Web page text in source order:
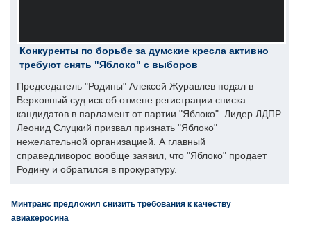
Конкуренты по борьбе за думские кресла активно
требуют снять "Яблоко" с выборов
Председатель "Родины" Алексей Журавлев подал в
Верховный суд иск об отмене регистрации списка
кандидатов в парламент от партии "Яблоко". Лидер ЛДПР
Леонид Слуцкий призвал признать "Яблоко"
нежелательной организацией. А главный
справедливорос вообще заявил, что "Яблоко" продает
Родину и обратился в прокуратуру.
Минтранс предложил снизить требования к качеству
авиакеросина